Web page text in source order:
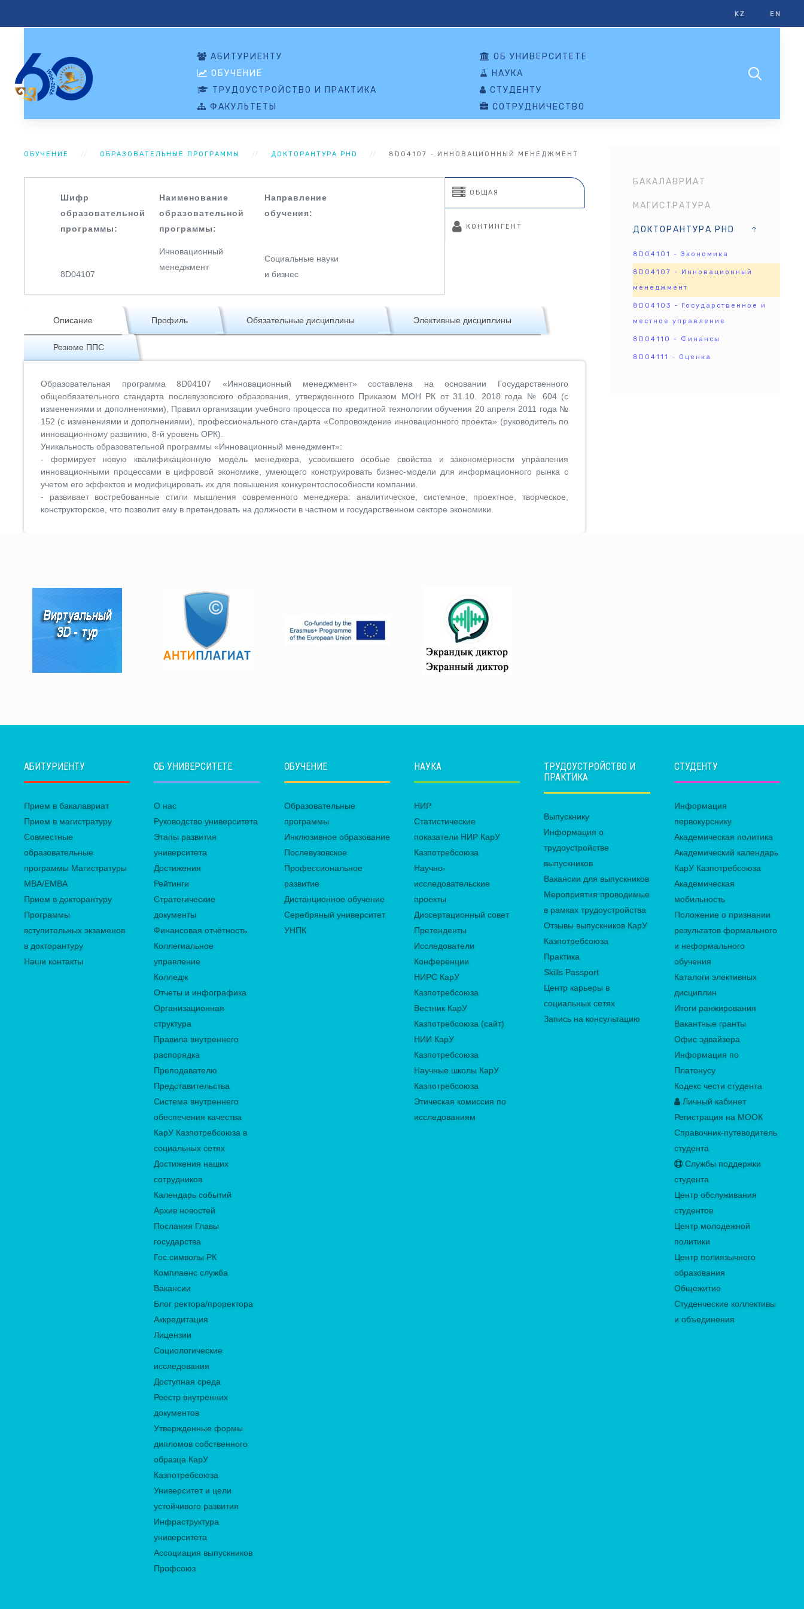
KZ EN
АБИТУРИЕНТУ
ОБ УНИВЕРСИТЕТЕ
ОБУЧЕНИЕ
НАУКА
ТРУДОУСТРОЙСТВО И ПРАКТИКА
СТУДЕНТУ
ФАКУЛЬТЕТЫ
СОТРУДНИЧЕСТВО
ОБУЧЕНИЕ ОБРАЗОВАТЕЛЬНЫЕ ПРОГРАММЫ ДОКТОРАНТУРА PHD 8D04107 - ИННОВАЦИОННЫЙ МЕНЕДЖМЕНТ
ОБЩАЯ
КОНТИНГЕНТ
Шифр
образовательной
программы:
8D04107
Наименование
образовательной
программы:
Инновационный
менеджмент
Направление
обучения:
Социальные науки
и бизнес
Описание Профиль Обязательные дисциплины Элективные дисциплины
Резюме ППС
Образовательная программа 8D04107 «Инновационный менеджмент» составлена на основании Государственного
общеобязательного стандарта послевузовского образования, утвержденного Приказом МОН РК от 31.10. 2018 года № 604 (с
изменениями и дополнениями), Правил организации учебного процесса по кредитной технологии обучения 20 апреля 2011 года №
152 (с изменениями и дополнениями), профессионального стандарта «Сопровождение инновационного проекта» (руководитель по
инновационному развитию, 8-й уровень ОРК).
Уникальность образовательной программы «Инновационный менеджмент»:
- формирует новую квалификационную модель менеджера, усвоившего особые свойства и закономерности управления
инновационными процессами в цифровой экономике, умеющего конструировать бизнес-модели для информационного рынка с
учетом его эффектов и модифицировать их для повышения конкурентоспособности компании.
- развивает востребованные стили мышления современного менеджера: аналитическое, системное, проектное, творческое,
конструкторское, что позволит ему в претендовать на должности в частном и государственном секторе экономики.
БАКАЛАВРИАТ
МАГИСТРАТУРА
ДОКТОРАНТУРА PHD
8D04101 - Экономика
8D04107 - Инновационный
менеджмент
8D04103 - Государственное и
местное управление
8D04110 - Финансы
8D04111 - Оценка
АБИТУРИЕНТУ
Прием в бакалавриат
Прием в магистратуру
Совместные
образовательные
программы Магистратуры
MBA/EMBA
Прием в докторантуру
Программы
вступительных экзаменов
в докторантуру
Наши контакты
ОБ УНИВЕРСИТЕТЕ
О нас
Руководство университета
Этапы развития
университета
Достижения
Рейтинги
Стратегические
документы
Финансовая отчётность
Коллегиальное
управление
Колледж
Отчеты и инфографика
Организационная
структура
Правила внутреннего
распорядка
Преподавателю
Представительства
Система внутреннего
обеспечения качества
КарУ Казпотребсоюза в
социальных сетях
Достижения наших
сотрудников
Календарь событий
Архив новостей
Послания Главы
государства
Гос.символы РК
Комплаенс служба
Вакансии
Блог ректора/проректора
Аккредитация
Лицензии
Социологические
исследования
Доступная среда
Реестр внутренних
документов
Утвержденные формы
дипломов собственного
образца КарУ
Казпотребсоюза
Университет и цели
устойчивого развития
Инфраструктура
университета
Ассоциация выпускников
Профсоюз
ОБУЧЕНИЕ
Образовательные
программы
Инклюзивное образование
Послевузовское
Профессиональное
развитие
Дистанционное обучение
Серебряный университет
УНПК
НАУКА
НИР
Статистические
показатели НИР КарУ
Казпотребсоюза
Научно-
исследовательские
проекты
Диссертационный совет
Претенденты
Исследователи
Конференции
НИРС КарУ
Казпотребсоюза
Вестник КарУ
Казпотребсоюза (сайт)
НИИ КарУ
Казпотребсоюза
Научные школы КарУ
Казпотребсоюза
Этическая комиссия по
исследованиям
ТРУДОУСТРОЙСТВО И
ПРАКТИКА
Выпускнику
Информация о
трудоустройстве
выпускников
Вакансии для выпускников
Мероприятия проводимые
в рамках трудоустройства
Отзывы выпускников КарУ
Казпотребсоюза
Практика
Skills Passport
Центр карьеры в
социальных сетях
Запись на консультацию
СТУДЕНТУ
Информация
первокурснику
Академическая политика
Академический календарь
КарУ Казпотребсоюза
Академическая
мобильность
Положение о признании
результатов формального
и неформального
обучения
Каталоги элективных
дисциплин
Итоги ранжирования
Вакантные гранты
Офис эдвайзера
Информация по
Платонусу
Кодекс чести студента
Личный кабинет
Регистрация на МООК
Справочник-путеводитель
студента
Службы поддержки
студента
Центр обслуживания
студентов
Центр молодежной
политики
Центр полиязычного
образования
Общежитие
Студенческие коллективы
и объединения